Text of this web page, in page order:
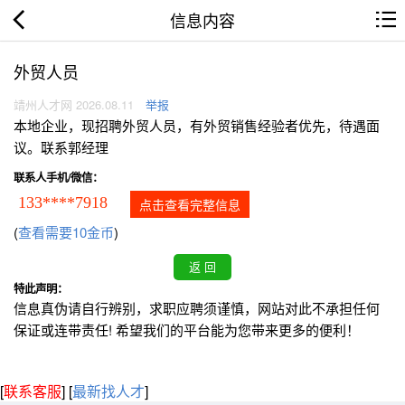
信息内容
外贸人员
靖州人才网 2026.08.11 举报
本地企业，现招聘外贸人员，有外贸销售经验者优先，待遇面
议。联系郭经理
联系人手机/微信：
133****7918 点击查看完整信息
(查看需要10金币)
特此声明：
信息真伪请自行辨别，求职应聘须谨慎，网站对此不承担任何
保证或连带责任! 希望我们的平台能为您带来更多的便利！
[联系客服] [最新找人才]